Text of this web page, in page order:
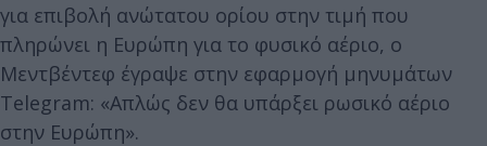
για επιβολή ανώτατου ορίου στην τιμή που
πληρώνει η Ευρώπη για το φυσικό αέριο, ο
Μεντβέντεφ έγραψε στην εφαρμογή μηνυμάτων
Telegram: «Απλώς δεν θα υπάρξει ρωσικό αέριο
στην Ευρώπη».